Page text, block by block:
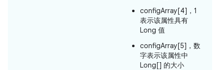
configArray[4]，1
表示该属性具有
Long 值
configArray[5]，数
字表示该属性中
Long[] 的大小